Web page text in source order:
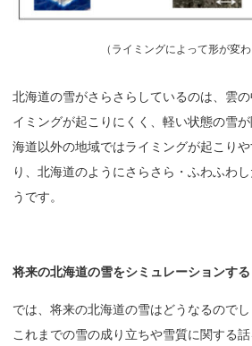
（ ライミングによって形が変わ
北海道の雪がさらさらしているのは、雲
イミングが起こりにくく、軽い状態の雪
海道以外の地域ではライミングが起こり
り、北海道のようにさらさら・ふわふわ
うです。
将来の北海道の雪をシミュレーションする
では、将来の北海道の雪はどうなるのでし
これまでの雪の成り立ちや雪質に関する